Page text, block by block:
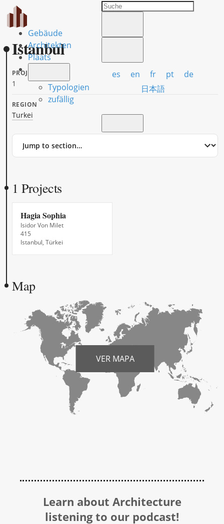
Gebäude
Architekten
Plaats
Typologien
zufällig
es en fr pt
de
日本語
Istanbul
PROJECTS
1
REGION
Turkei
Jump
1 Projects
Hagia Sophia
Isidor Von Milet
415
Istanbul, Türkei
Map
VER MAPA
Learn about Architecture
listening to our podcast!